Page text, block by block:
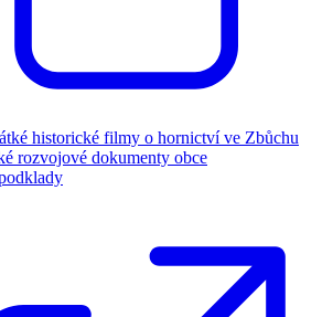
historické filmy o hornictví ve Zbůchu
rozvojové dokumenty obce